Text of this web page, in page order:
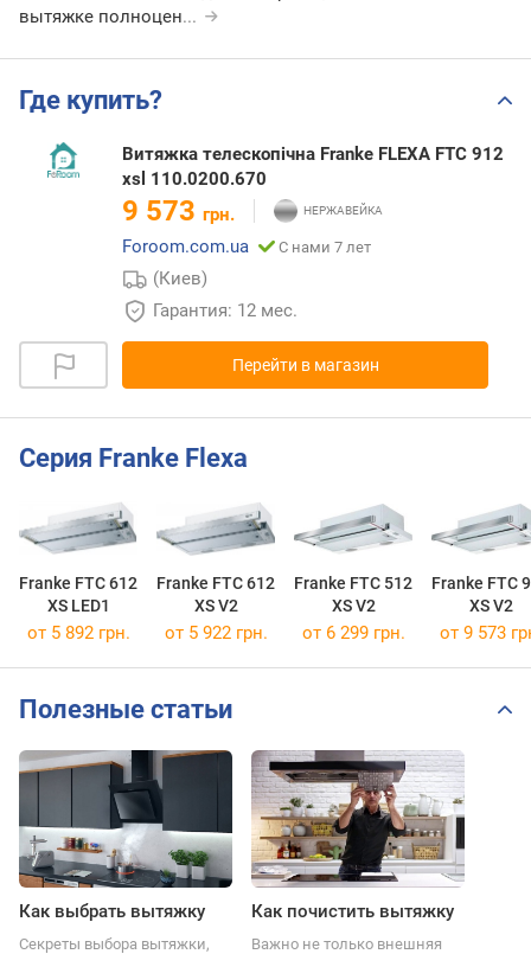
вытяжке полноцен...
Где купить?
Витяжка телескопічна Franke FLEXA FTC 912
xsl 110.0200.670
9 573 грн.
Foroom.com.ua
С нами 7 лет
(Киев)
Гарантия: 12 мес.
Перейти в магазин
Серия Franke Flexa
Franke FTC 612
XS LED1
Franke FTC 612
XS V2
Franke FTC 512
XS V2
Franke FTC
XS V2
от 5 892 грн. от 5 922 грн. от 6 299 грн. от 9 573
Полезные статьи
Как выбрать вытяжку
Секреты выбора вытяжки,
Как почистить вытяжку
Важно не только внешняя